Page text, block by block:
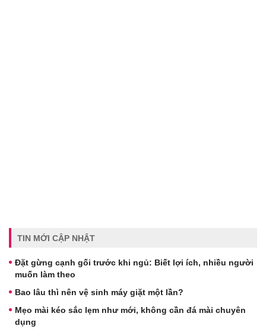
TIN MỚI CẬP NHẬT
Đặt gừng cạnh gối trước khi ngủ: Biết lợi ích, nhiều người
muốn làm theo
Bao lâu thì nên vệ sinh máy giặt một lần?
Mẹo mài kéo sắc lẹm như mới, không cần đá mài chuyên
dụng